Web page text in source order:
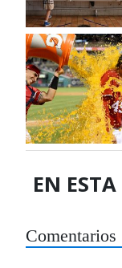
EN
Comentarios